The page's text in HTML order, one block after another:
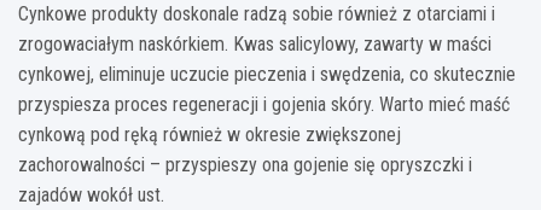
Cynkowe produkty doskonale radzą sobie również z otarciami i
zrogowaciałym naskórkiem. Kwas salicylowy, zawarty w maści
cynkowej, eliminuje uczucie pieczenia i swędzenia, co skutecznie
przyspiesza proces regeneracji i gojenia skóry. Warto mieć maść
cynkową pod ręką również w okresie zwiększonej
zachorowalności – przyspieszy ona gojenie się opryszczki i
zajadów wokół ust.